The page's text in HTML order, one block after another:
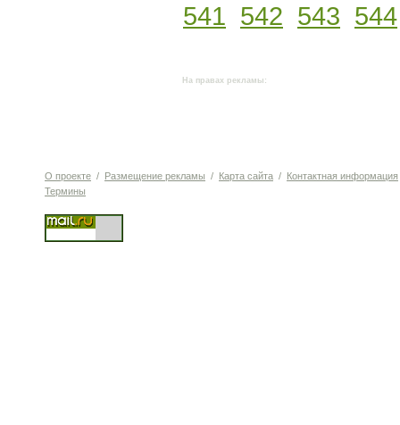
541 542 543 544
На правах рекламы:
О проекте / Размещение рекламы / Карта сайта / Контактная информация
Термины